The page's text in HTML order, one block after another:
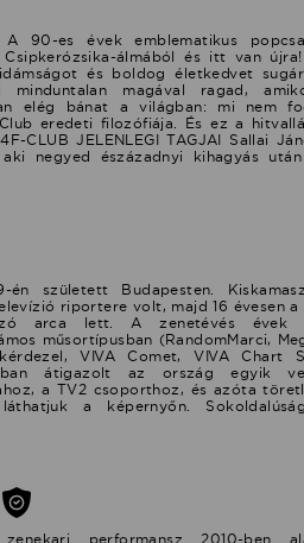
Hallgassák meg
Széééééétcsaptam STOM Nem
Freestyle (Trap Kapitány x
You Again
90-es évek emblematikus
álmából és itt van
és boldog életkedvet
minduntalan magával ragad,
elég bánat a világban: mi nem
eredeti filozófiája. És ez a
CLUB JELENLEGI TAGJAI Sallai
negyed észázadnyi kihagyás
Az eredeti tagok közül jelenleg
gyakorlott és technikás
gyakorlata révén
rutinos és profi. A 4F-Club
számára egy örömteli időutazás a
indult a pályáján. AZ
1998 Béres Zoltán, Sallai János,
nyár végén robbant be a
Óriási őrület kezdődött,
tele volt a naptár fellépésekkel, a
albumot és 5 videoklipet
dalaik tele voltak ügyes
rímekkel és jópofa gegekkel, de
is nagyon népszerűek voltak. (Tanga,
én született Budapesten.
riportere volt, majd 16 évesen a
arca lett. A zenetévés évek
műsortípusban (RandomMarci,
VIVA Comet, VIVA Chart
ban átigazolt az ország egyik
a TV2 csoporthoz, és azóta
a képernyőn.
látványos, - instagramon közel
performansz 2010-ben